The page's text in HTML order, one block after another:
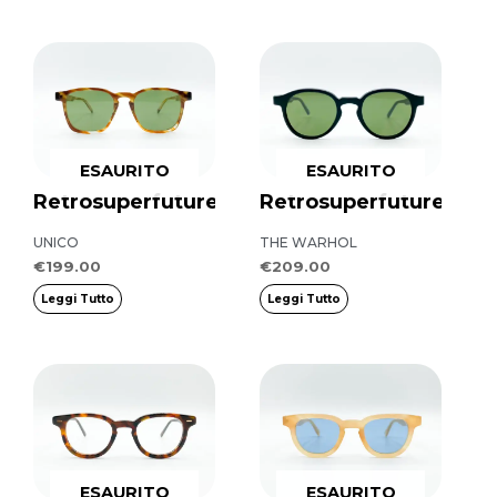
Retrosuperfuture
ESAURITO
UNICO
€199.00
Leggi Tutto
Retrosuperfuture
ESAURITO
THE WARHOL
€209.00
Leggi Tutto